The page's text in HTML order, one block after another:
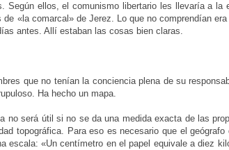
Según ellos, el comunismo libertario les llevaría a la
«la comarcal» de Jerez. Lo que no comprendían
antes. Allí estaban las cosas bien claras.
que no tenían la conciencia plena de su
Ha hecho un mapa.
no será útil si no se da una medida exacta de las
topográfica. Para eso es necesarioque el geógrafo
escala: «Un centímetro en elpapel equivale a diez